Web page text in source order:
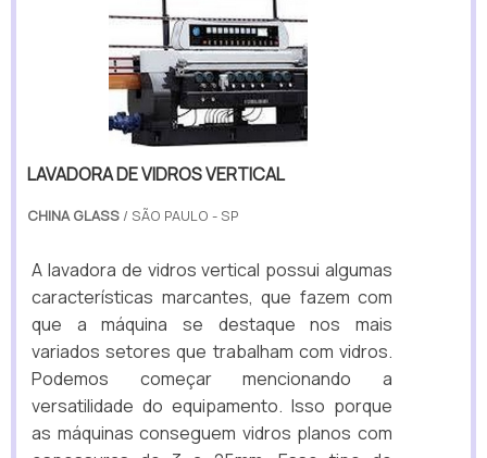
LAVADORA DE VIDROS VERTICAL
CHINA GLASS / SÃO PAULO - SP
A lavadora de vidros vertical possui algumas
características marcantes, que fazem com
que a máquina se destaque nos mais
variados setores que trabalham com vidros.
Podemos começar mencionando a
versatilidade do equipamento. Isso porque
as máquinas conseguem vidros planos com